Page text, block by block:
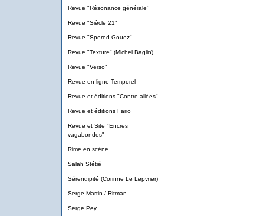
Revue "Résonance générale"
Revue "Siècle 21"
Revue "Spered Gouez"
Revue "Texture" (Michel Baglin)
Revue "Verso"
Revue en ligne Temporel
Revue et éditions "Contre-allées"
Revue et éditions Fario
Revue et Site "Encres
vagabondes"
Rime en scène
Salah Stétié
Sérendipité (Corinne Le Lepvrier)
Serge Martin / Ritman
Serge Pey